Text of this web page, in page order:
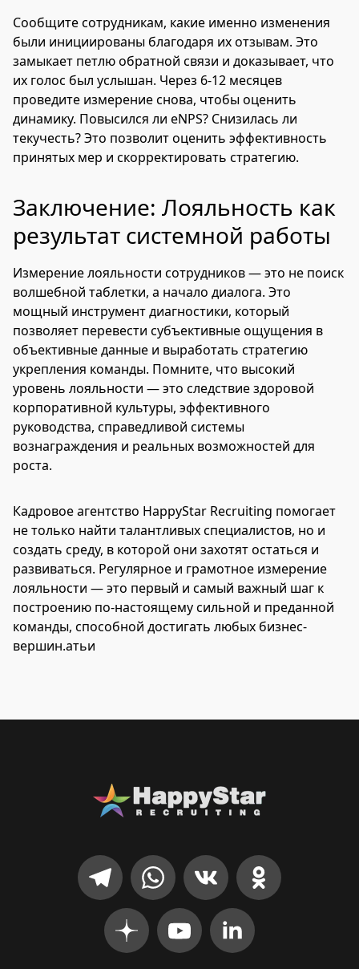
Сообщите сотрудникам, какие именно изменения
были инициированы благодаря их отзывам. Это
замыкает петлю обратной связи и доказывает, что
их голос был услышан. Через 6-12 месяцев
проведите измерение снова, чтобы оценить
динамику. Повысился ли eNPS? Снизилась ли
текучесть? Это позволит оценить эффективность
принятых мер и скорректировать стратегию.
Заключение: Лояльность как
результат системной работы
Измерение лояльности сотрудников — это не поиск
волшебной таблетки, а начало диалога. Это
мощный инструмент диагностики, который
позволяет перевести субъективные ощущения в
объективные данные и выработать стратегию
укрепления команды. Помните, что высокий
уровень лояльности — это следствие здоровой
корпоративной культуры, эффективного
руководства, справедливой системы
вознаграждения и реальных возможностей для
роста.
Кадровое агентство HappyStar Recruiting помогает
не только найти талантливых специалистов, но и
создать среду, в которой они захотят остаться и
развиваться. Регулярное и грамотное измерение
лояльности — это первый и самый важный шаг к
построению по-настоящему сильной и преданной
команды, способной достигать любых бизнес-
вершин.атьи